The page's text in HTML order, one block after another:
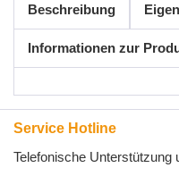
Beschreibung
Informationen zur
Service Hotline
Telefonische Unterstützung